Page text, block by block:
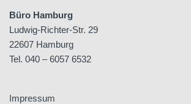
Büro Hamburg
Ludwig-Richter-Str. 29
22607 Hamburg
Tel. 040 – 6057 6532
Impressum